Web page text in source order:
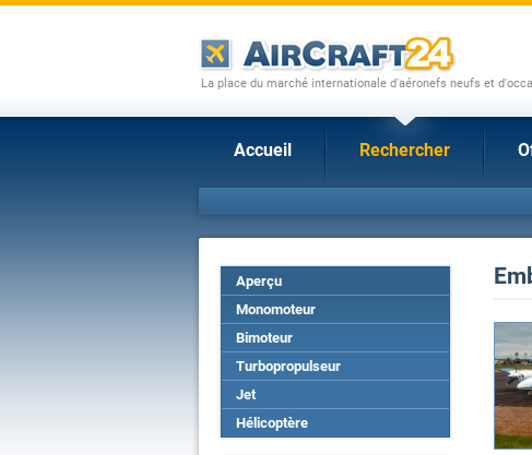
La place du marché internationale d'aéronefs neufs et
Accueil Rechercher
Aperçu
Monomoteur
Bimoteur
Turbopropulseur
Jet
Hélicoptère